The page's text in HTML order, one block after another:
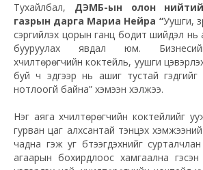
Тухайлбал, ДЭМБ-ын олон
газрын дарга Мариа Нейра “Уушги,
сэргийлэх цорын ганц бодит шийдэл
бууруулах явдал юм.
хүчилтөрөгчийн коктейль, уушги
буй ч эдгээр нь ашиг тустай
нотлоогүй байна” хэмээн хэлжээ.
Нэг аяга хүчилтөрөгчийн коктейлийг
гурван цаг алхсантай тэнцэх
чадна гэж уг бүтээгдэхүүнийг
агаарын бохирдлоос хамгаална